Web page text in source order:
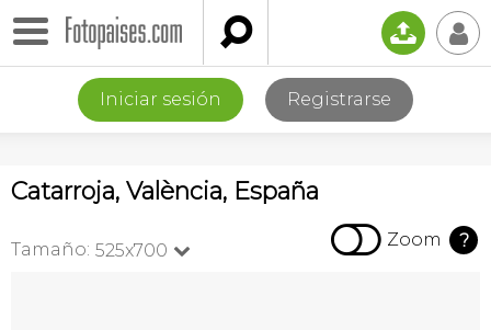
 📤 👤
Iniciar sesión Registrarse
Catarroja, València, España
Tamaño: 525x700   Zoom ?